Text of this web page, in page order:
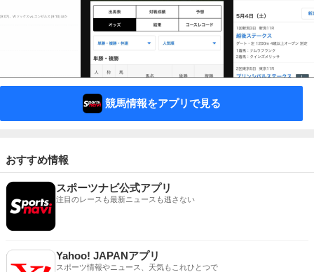
競馬情報をアプリで見る
おすすめ情報
スポーツナビ公式アプリ
注目のレースも最新ニュースも逃さない
Yahoo! JAPANアプリ
スポーツ情報やニュース、天気もこれひとつで